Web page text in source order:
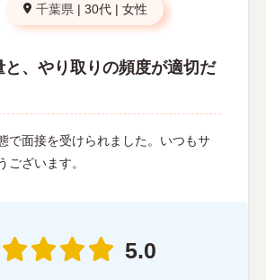
千葉県 | 30代 | 女性
と、やり取りの頻度が適切だ
で面接を受けられました。いつもサ
ございます。
5.0